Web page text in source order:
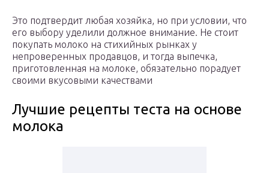
Это подтвердит любая хозяйка, но при условии, что
его выбору уделили должное внимание. Не стоит
покупать молоко на стихийных рынках у
непроверенных продавцов, и тогда выпечка,
приготовленная на молоке, обязательно порадует
своими вкусовыми качествами
Лучшие рецепты теста на основе
молока